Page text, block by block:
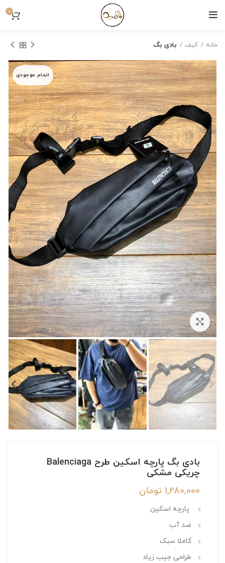
0
خانه کیف بادی بگ
اتمام موجودی
بزرگنمایی تصویر
بادی بگ پارچه اسکین طرح Balenciaga
چریکی مشکی
1,280,000 تومان
پارچه اسکین
ضد آب
کاملا سبک
طراحی جیب زیاد